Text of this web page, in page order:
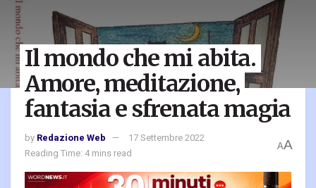
Il mondo che mi abita.
Amore, meditazione,
fantasia e sfrenata magia
by Redazione Web
17 Settembre 2022
Reading Time: 4 mins read
AA